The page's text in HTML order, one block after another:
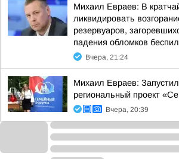
Михаил Евраев: В
ликвидировать
резервуаров,
падения обломков
Вчера, 21:24
Михаил Евраев:
региональный проект
Вчера, 20:39